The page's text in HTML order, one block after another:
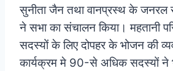
सुनीता जैन तथा वानप्रस्थ के जनरल
ने सभा का संचालन किया। महतानी
सदस्यों के लिए दोपहर के भोजन की
कार्यक्रम मे 90-से अधिक सदस्यों ने